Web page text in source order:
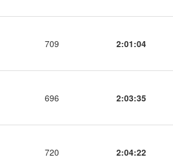
709 2:01:04
696 2:03:35
720 2:04:22